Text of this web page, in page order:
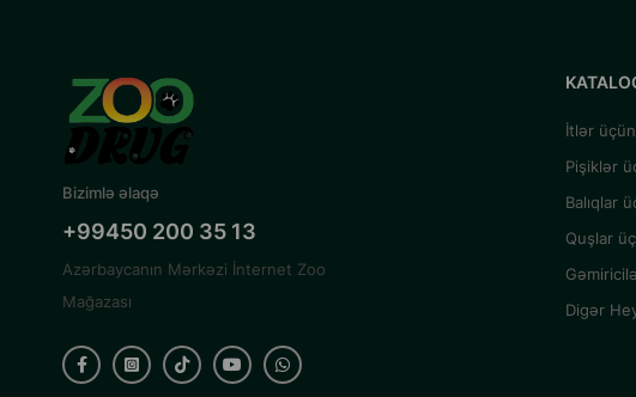
Bizimlə əlaqə
+99450 200 35 13
Azərbaycanın Mərkəzi İnternet Zoo
Mağazası
İtlər üçün
Pişiklər
Balıqlar
Quşlar
Digər